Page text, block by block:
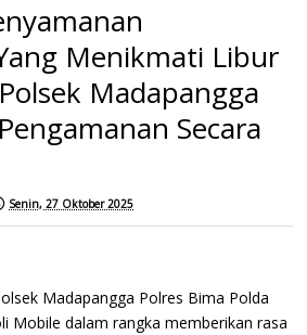
Menikmati Libur
Madapangga
Secara
Senin, 27 Oktober 2025
Madapangga Polres Bima Polda
Mobile dalam rangka memberikan rasa